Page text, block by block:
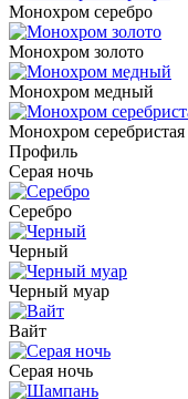
Монохром серебро
Монохром золото
Монохром медный
Монохром серебристая
Профиль
Серая ночь
Серебро
Черный
Черный муар
Вайт
Серая ночь